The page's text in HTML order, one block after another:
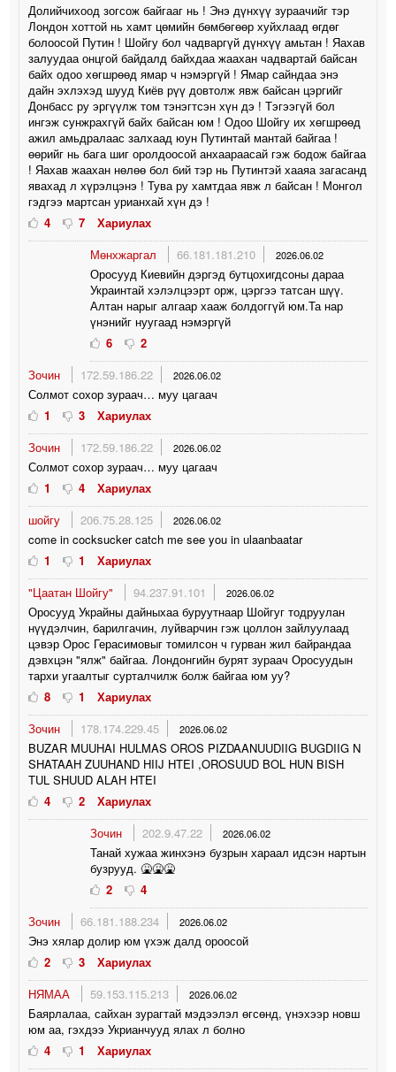
Долийчихоод зогсож байгааг нь ! Энэ дүнхүү зураачийг тэр
Лондон хоттой нь хамт цөмийн бөмбөгөөр хуйхлаад өгдөг
болоосой Путин ! Шойгу бол чадваргүй дүнхүү амьтан ! Яахав
залуудаа онцгой байдалд байхдаа жаахан чадвартай байсан
байх одоо хөгшрөөд ямар ч нэмэргүй ! Ямар сайндаа энэ
дайн эхлэхэд шууд Киёв рүү довтолж явж байсан цэргийг
Донбасс ру эргүүлж том тэнэгтсэн хүн дэ ! Тэгээгүй бол
ингэж сунжрахгүй байх байсан юм ! Одоо Шойгу их хөгшрөөд
ажил амьдралаас залхаад юун Путинтай мантай байгаа !
өөрийг нь бага шиг оролдоосой анхаараасай гэж бодож байгаа
! Яахав жаахан нөлөө бол бий тэр нь Путинтэй хааяа загасанд
явахад л хүрэлцэнэ ! Тува ру хамтдаа явж л байсан ! Монгол
гэдгээ мартсан урианхай хүн дэ !
4
7
Хариулах
Мөнхжаргал
66.181.181.210 2026.06.02
Оросууд Киевийн дэргэд бутцохигдсоны дараа
Украинтай хэлэлцээрт орж, цэргээ татсан шүү.
Алтан нарыг алгаар хааж болдоггүй юм.Та нар
үнэнийг нуугаад нэмэргүй
6
2
Зочин
172.59.186.22 2026.06.02
Солмот сохор зураач… муу цагаач
1
3
Хариулах
Зочин
172.59.186.22 2026.06.02
Солмот сохор зураач… муу цагаач
1
4
Хариулах
шойгу
206.75.28.125 2026.06.02
come in cocksucker catch me see you in ulaanbaatar
1
1
Хариулах
"Цаатан Шойгу"
94.237.91.101 2026.06.02
Оросууд Украйны дайныхаа буруутнаар Шойгуг тодруулан
нүүдэлчин, барилгачин, луйварчин гэж цоллон зайлуулаад
цэвэр Орос Герасимовыг томилсон ч гурван жил байрандаа
дэвхцэн "ялж" байгаа. Лондонгийн бурят зураач Оросуудын
тархи угаалтыг сурталчилж болж байгаа юм уу?
8
1
Хариулах
Зочин
178.174.229.45 2026.06.02
BUZAR MUUHAI HULMAS OROS PIZDAANUUDIIG BUGDIIG N
SHATAAH ZUUHAND HIIJ HTEI ,OROSUUD BOL HUN BISH
TUL SHUUD ALAH HTEI
4
2
Хариулах
Зочин
202.9.47.22 2026.06.02
Танай хужаа жинхэнэ бузрын хараал идсэн нартын
бузрууд. 🤮🤮🤮
2
4
Зочин
66.181.188.234 2026.06.02
Энэ хялар долир юм үхэж далд ороосой
2
3
Хариулах
НЯМАА
59.153.115.213 2026.06.02
Баярлалаа, сайхан зурагтай мэдээлэл өгсөнд, үнэхээр новш
юм аа, гэхдээ Укрианчууд ялах л болно
4
1
Хариулах